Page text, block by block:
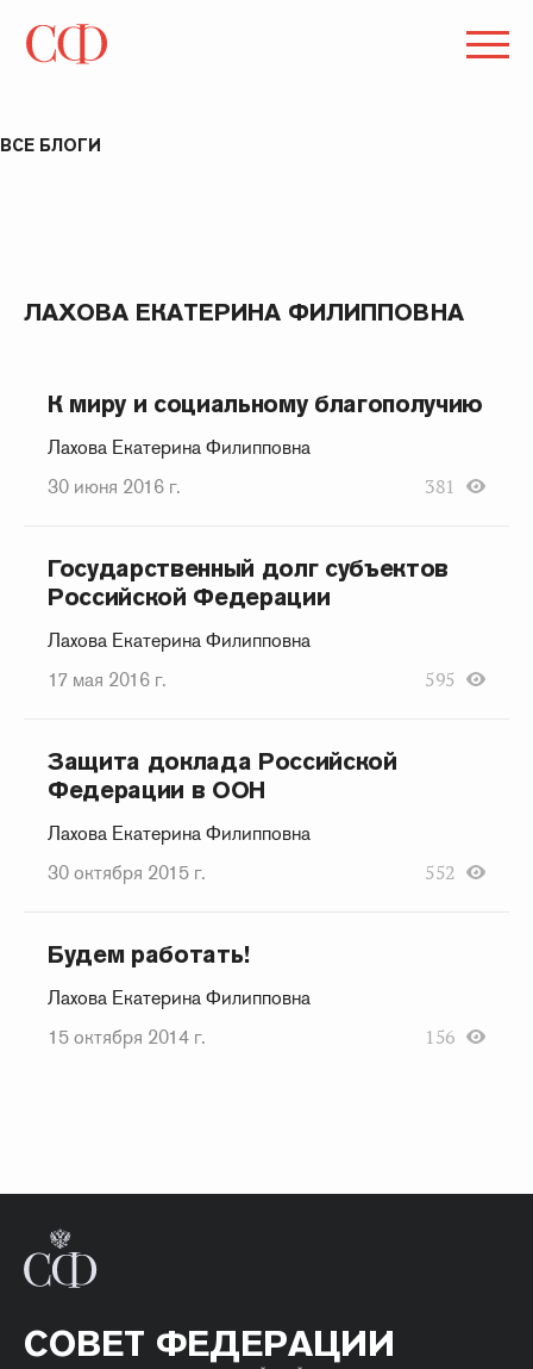
ВСЕ БЛОГИ
ЛАХОВА ЕКАТЕРИНА ФИЛИППОВНА
К миру и социальному благополучию
Лахова Екатерина Филипповна
30 июня 2016 г.
381
Государственный долг субъектов
Российской Федерации
Лахова Екатерина Филипповна
17 мая 2016 г.
595
Защита доклада Российской
Федерации в ООН
Лахова Екатерина Филипповна
30 октября 2015 г.
552
Будем работать!
Лахова Екатерина Филипповна
15 октября 2014 г.
156
СОВЕТ ФЕДЕРАЦИИ